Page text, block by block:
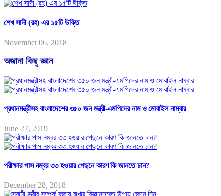
শেখ সাদী (রহ) এর ১৫টি উক্তি
November 06, 2018
অজানা কিছু জ্ঞান
প্রধানমন্ত্রীসহ বাংলাদেশের ৩৫০ জন মন্ত্রী-এমপিদের নাম ও মোবাইল নাম্বার
June 27, 2019
পরীক্ষার পাস নম্বর ৩৩ হওয়ার পেছনে কারণ কি জানতে চান?
December 28, 2018